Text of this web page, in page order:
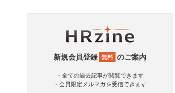
新規会員登録 無料 のご案内
・全ての過去記事が閲覧できます
・会員限定メルマガを受信できます